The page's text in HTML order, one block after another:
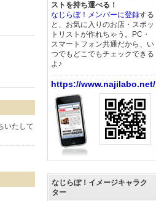
いたして
ストを持ち運べる！
なじらぼ！メンバーに登録する
と、お気に入りのお店・スポッ
トリストが作れちゃう。PC・
スマートフォン共通だから、い
つでもどこでもチェックできる
よ♪
https://www.najilabo.net/
なじらぼ！イメージキャラク
ター